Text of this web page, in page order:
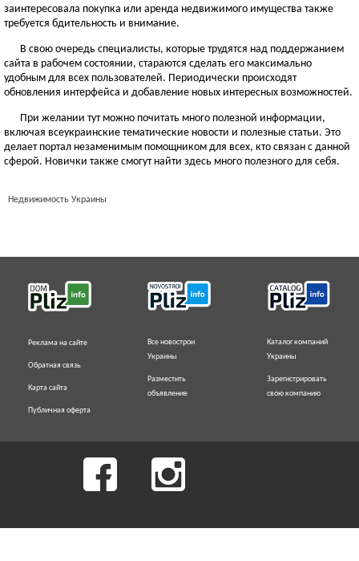
заинтересовала покупка или аренда недвижимого имущества также
требуется бдительность и внимание.
В свою очередь специалисты, которые трудятся над поддержанием
сайта в рабочем состоянии, стараются сделать его максимально
удобным для всех пользователей. Периодически происходят
обновления интерфейса и добавление новых интересных возможностей.
При желании тут можно почитать много полезной информации,
включая всеукраинские тематические новости и полезные статьи. Это
делает портал незаменимым помощником для всех, кто связан с данной
сферой. Новички также смогут найти здесь много полезного для себя.
Недвижимость Украины
Реклама на сайте
Обратная связь
Карта сайта
Публичная оферта
Все новострои
Украины
Разместить
объявление
Каталог компаний
Украины
Зарегистрировать
свою компанию